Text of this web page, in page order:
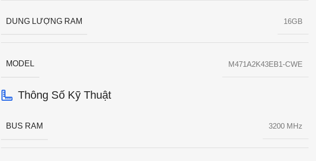
DUNG LƯỢNG RAM 16GB
MODEL M471A2K43EB1-CWE
Thông Số Kỹ Thuật
BUS RAM 3200 MHz